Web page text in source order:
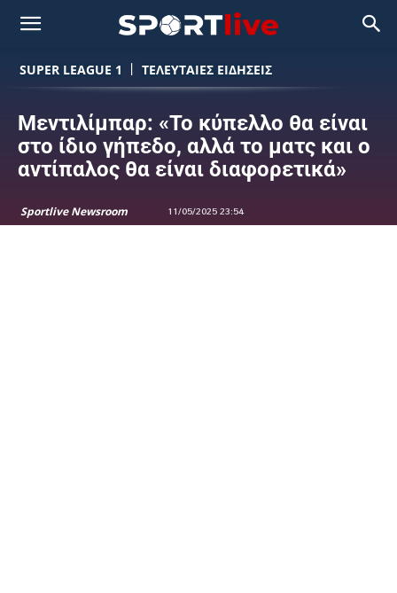
SUPER LEAGUE 1 ΤΕΛΕΥΤΑΙΕΣ ΕΙΔΗΣΕΙΣ
Μεντιλίμπαρ: «Το κύπελλο θα είναι
στο ίδιο γήπεδο, αλλά το ματς και ο
αντίπαλος θα είναι διαφορετικά»
Sportlive Newsroom 11/05/2025 23:54